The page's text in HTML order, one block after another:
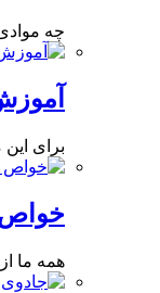
چه
برای
همه ما